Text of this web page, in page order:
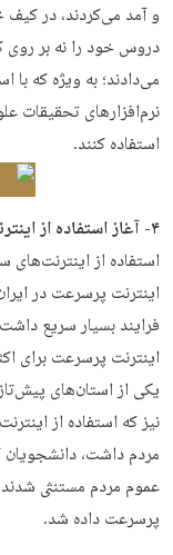
و آمد می‌کردند، در کیف
دروس خود را نه بر روی
می‌دادند؛ به ویژه که با
نرم‌افزارهای تحقیقات
استفاده کنند.
۴- آغاز استفاده از اینترنت پرسرعت برای کاربران عادی:
استفاده از اینترنت‌های
اینترنت پرسرعت در
فرایند بسیار سریع
اینترنت پرسرعت برای
یکی از استان‌های
نیز که استفاده از
مردم داشت، دانشجویان
عموم مردم مستنثی شدند
پرسرعت داده شد.